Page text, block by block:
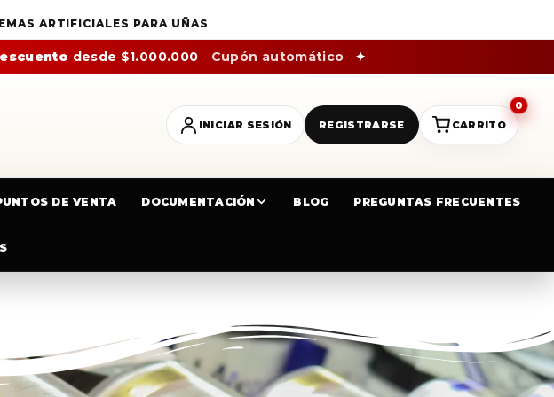
ARTIFICIALES PARA UÑAS
desde $1.000.000 Cupón automático ✦
INICIAR SESIÓN REGISTRARSE
0
CARRITO
DE VENTA DOCUMENTACIÓN BLOG PREGUNTAS FRECUENTES